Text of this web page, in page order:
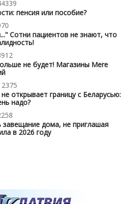
пенсия или пособие?
Сотни пациентов не знают, что
не будет! Магазины Mere
2375
открывает границу с Беларусью:
надо?
завещание дома, не приглашая
в 2026 году